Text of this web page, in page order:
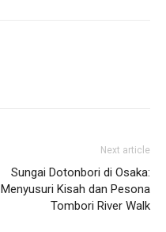
Next article
Sungai Dotonbori di Osaka:
Menyusuri Kisah dan Pesona
Tombori River Walk